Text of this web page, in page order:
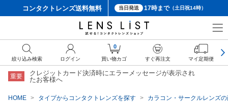
コンタクトレンズ送料無料 当日発送 17時まで（土日祝14時）
重要
クレジットカード決済時にエラーメッセージが表示され
たお客様へ
HOME タイプからコンタクトレンズを探す カラコン・サークルレンズ
絞り込み検索 ログイン
0
買い物カゴ すぐ再注文 マイ定期便
クーポン詳細